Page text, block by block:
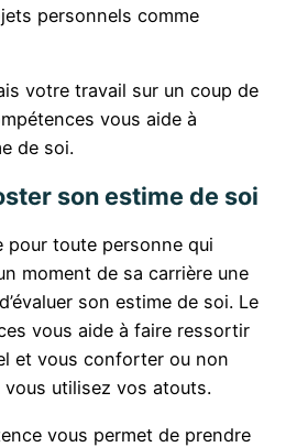
personnels comme
votre travail sur un coup de
vous aide à
de soi.
son estime de soi
pour toute personne qui
moment de sa carrière une
son estime de soi. Le
vous aide à faire ressortir
et vous conforter ou non
utilisez vos atouts.
vous permet de prendre